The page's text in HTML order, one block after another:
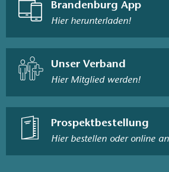
Brandenburg App
Hier herunterladen!
Unser Verband
Hier Mitglied werden!
Prospektbestellung
Hier bestellen oder online